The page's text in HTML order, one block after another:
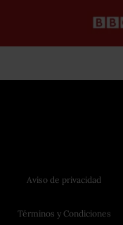
Aviso de privacidad
Términos y Condiciones